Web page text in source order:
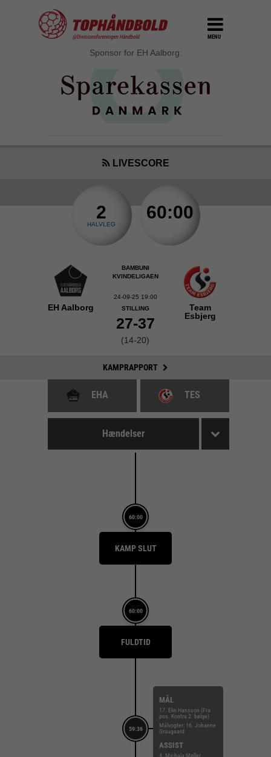
MENU
Sponsor for EH Aalborg:
LIVESCORE
2
HALVLEG
60:00
EH Aalborg
BAMBUNI
KVINDELIGAEN
24-09-25 19:00
STILLING
27-37
(14-20)
Team
Esbjerg
KAMPRAPPORT
EHA TES
Hændelser
60:00
KAMP SLUT
60:00
FULDTID
59:36
MÅL
17. Elin Hansson (Fra
pos. Kontra 2. bølge)
Målvogter: 16. Johanne
Graugaard
ASSIST
4. Michala Møller